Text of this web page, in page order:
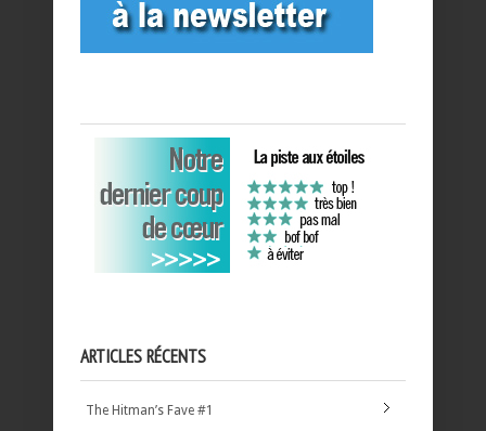
ARTICLES RÉCENTS
The Hitman’s Fave #1